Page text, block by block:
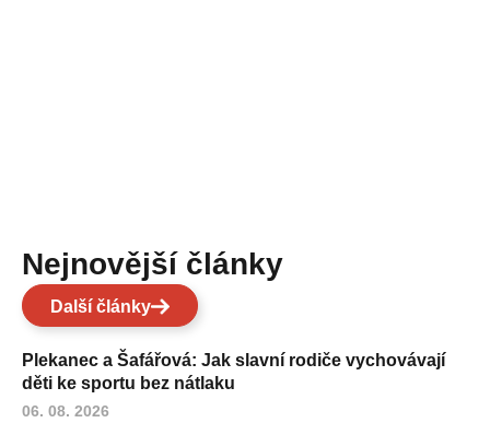
Nejnovější články
Další články
Plekanec a Šafářová: Jak slavní rodiče vychovávají
děti ke sportu bez nátlaku
06. 08. 2026